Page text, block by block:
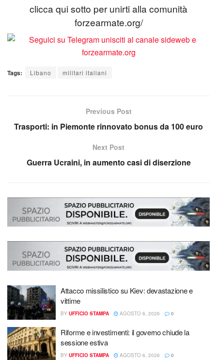
clicca qui sotto per unirti alla comunità
forzearmate.org/
Tags: Libano militari italiani
Previous Post
Trasporti: in Piemonte rinnovato bonus da 100 euro
Next Post
Guerra Ucraini, in aumento casi di diserzione
Attacco missilistico su Kiev: devastazione e
vittime
BY UFFICIO STAMPA AGOSTO 6, 2026 0
Riforme e investimenti: il governo chiude la
sessione estiva
BY UFFICIO STAMPA AGOSTO 6, 2026 0